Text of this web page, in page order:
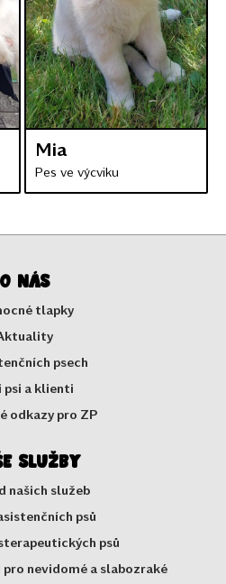
Mia
Pes ve výcviku
O nás
tlapky
psech
psi a klienti
odkazy pro ZP
služby
našich služeb
psů
psů
nevidomé a slabozraké